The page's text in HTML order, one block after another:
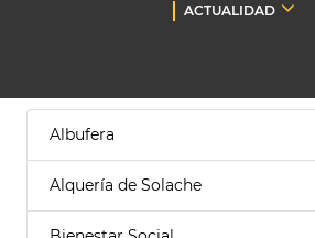
ACTUALIDAD
Albufera
Alquería de Solache